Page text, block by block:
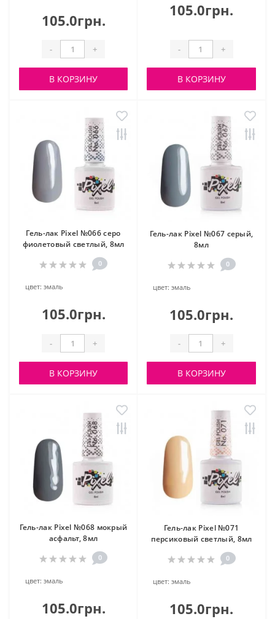
105.0грн.
- +
В КОРЗИНУ
105.0грн.
- +
В КОРЗИНУ
Гель-лак Pixel №066 серо
фиолетовый светлый, 8мл
0
цвет: эмаль
105.0грн.
- +
В КОРЗИНУ
Гель-лак Pixel №067 серый,
8мл
0
цвет: эмаль
105.0грн.
- +
В КОРЗИНУ
Гель-лак Pixel №068 мокрый
асфальт, 8мл
0
цвет: эмаль
105.0грн.
Гель-лак Pixel №071
персиковый светлый, 8мл
0
цвет: эмаль
105.0грн.